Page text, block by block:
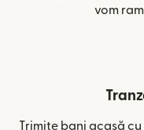
vom
Trimite bani acasă